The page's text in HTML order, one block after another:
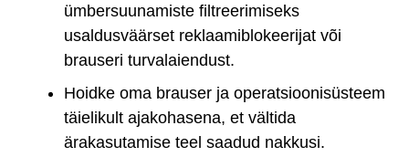
ümbersuunamiste filtreerimiseks
usaldusväärset reklaamiblokeerijat või
brauseri turvalaiendust.
Hoidke oma brauser ja operatsioonisüsteem
täielikult ajakohasena, et vältida
ärakasutamise teel saadud nakkusi.